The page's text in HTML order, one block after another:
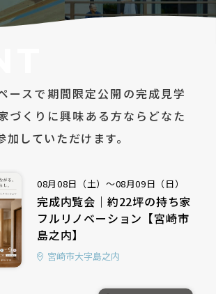
ースで期間限定公開の完成見学
づくりに興味ある方ならどなた
していただけます。
08月08日（土）〜08月09日（日）
完成内覧会｜約22坪の持ち家
フルリノベーション【宮崎市
島之内】
宮崎市大字島之内